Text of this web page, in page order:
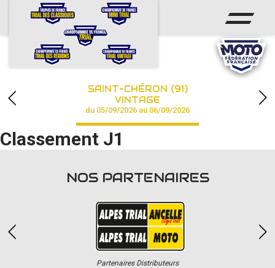
ACCUEIL
CALENDRIER
CHAMPIONNAT
RÉSULTATS
PHOTOS / VIDÉOS
PARTENAIRES
SAINT-CHÉRON (91)
VINTAGE
du 05/09/2026 au 06/09/2026
Classement J1
NOS PARTENAIRES
Partenaires Distributeurs